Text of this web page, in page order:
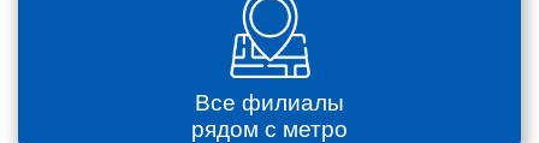
Все филиалы
рядом с метро